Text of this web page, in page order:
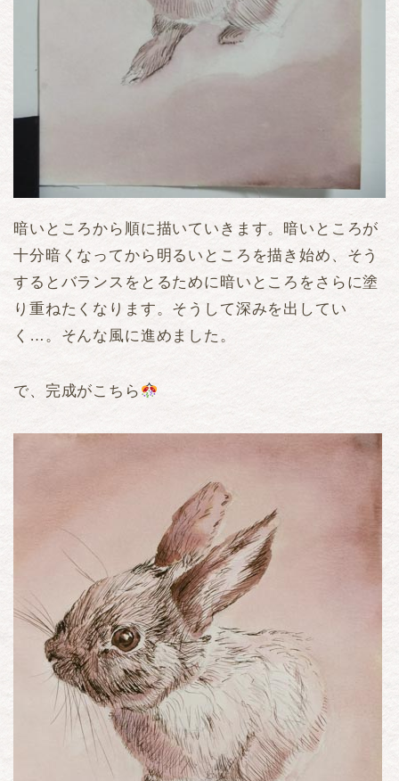
暗いところから順に描いていきます。暗いところが
十分暗くなってから明るいところを描き始め、そう
するとバランスをとるために暗いところをさらに塗
り重ねたくなります。そうして深みを出してい
く…。そんな風に進めました。
で、完成がこちら